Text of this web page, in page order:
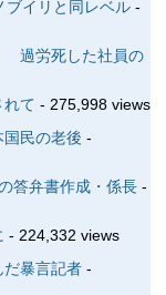
イリと同レベル-
過労死した社員の
て - 275,998 views
国民の老後 -
答弁書作成・係長-
- 224,332 views
暴言記者-